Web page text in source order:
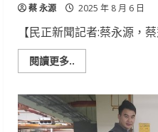
蔡 永源 2025 年 8 月 6 日
【民正新聞記者:蔡永源，
閱讀更多..
more
柷
青
議